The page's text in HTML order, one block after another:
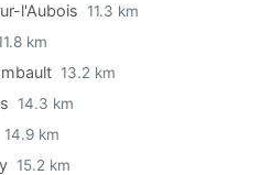
l'Aubois 11.3 km
km
13.2 km
14.3 km
14.9 km
15.2 km